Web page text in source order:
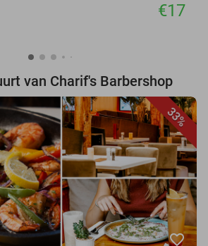
€17
van Charif's Barbershop
33%
favorite_border